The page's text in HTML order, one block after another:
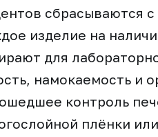
сбрасываются
изделие на
для
намокаемость и
контроль
плёнки